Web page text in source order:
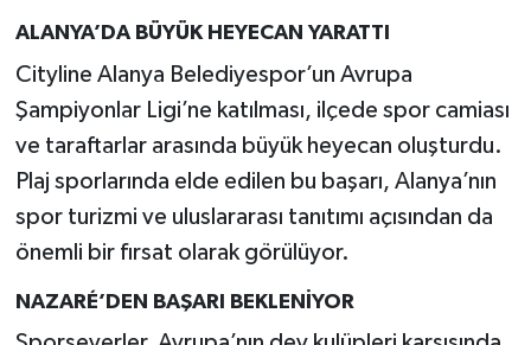
ALANYA’DA BÜYÜK HEYECAN YARATTI
Cityline Alanya Belediyespor’un Avrupa
Şampiyonlar Ligi’ne katılması, ilçede spor camiası
ve taraftarlar arasında büyük heyecan oluşturdu.
Plaj sporlarında elde edilen bu başarı, Alanya’nın
spor turizmi ve uluslararası tanıtımı açısından da
önemli bir fırsat olarak görülüyor.
NAZARÉ’DEN BAŞARI BEKLENİYOR